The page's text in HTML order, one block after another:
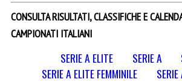
CONSULTA RISULTATI, CLASSIFICHE E
CAMPIONATI ITALIANI
SERIE A ELITE SERIE A
SERIE A ELITE FEMMINILE